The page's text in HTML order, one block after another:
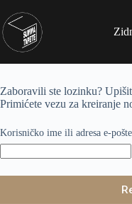
Zaboravili ste lozinku?
Primićete vezu za kreiranje
Korisničko ime ili adresa e-pošte